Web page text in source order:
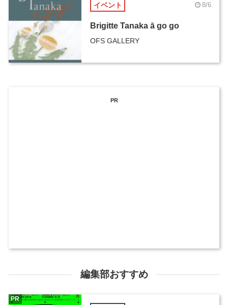
イベント 8/6
Brigitte Tanaka ā go go
OFS GALLERY
PR
編集部おすすめ
PR